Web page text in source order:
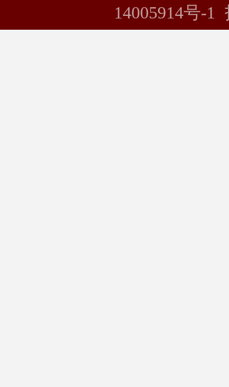
14005914号-1